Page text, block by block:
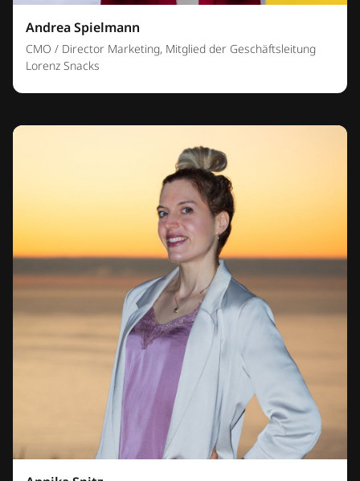
Andrea Spielmann
CMO / Director Marketing, Mitglied der Geschäftsleitung
Lorenz Snacks